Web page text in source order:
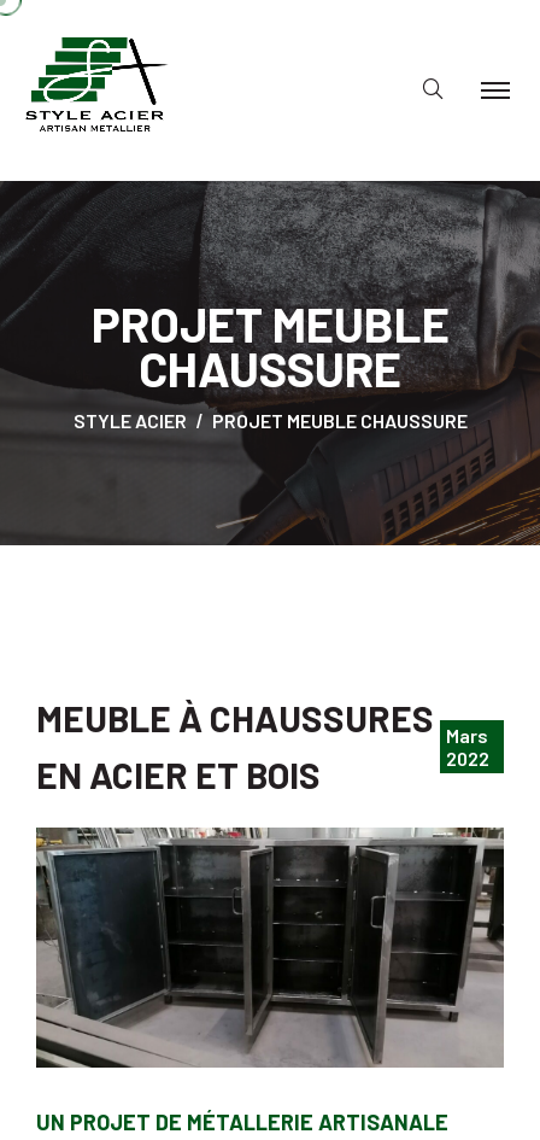
PROJET MEUBLE
CHAUSSURE
STYLE ACIER PROJET MEUBLE CHAUSSURE
MEUBLE À CHAUSSURES
EN ACIER ET BOIS
Mars
2022
UN PROJET DE MÉTALLERIE ARTISANALE